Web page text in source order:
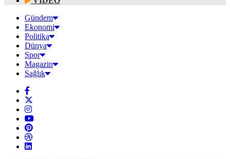
Gündem
Ekonomi
Politika
Dünya
Spor
Magazin
Sağlık